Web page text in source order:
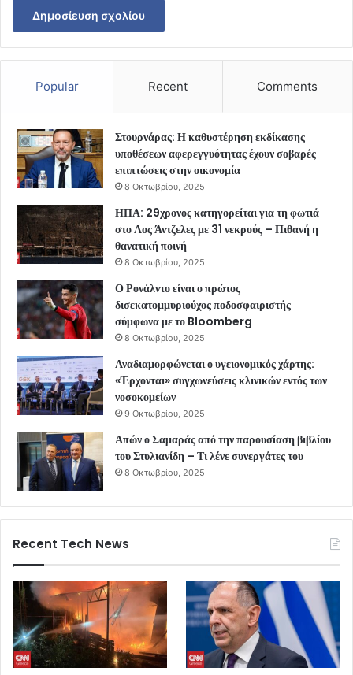
Popular Recent Comments
Στουρνάρας: Η καθυστέρηση εκδίκασης
υποθέσεων αφερεγγυότητας έχουν σοβαρές
επιπτώσεις στην οικονομία
8 Οκτωβρίου, 2025
ΗΠΑ: 29χρονος κατηγορείται για τη φωτιά
στο Λος Άντζελες με 31 νεκρούς – Πιθανή η
θανατική ποινή
8 Οκτωβρίου, 2025
Ο Ρονάλντο είναι ο πρώτος
δισεκατομμυριούχος ποδοσφαιριστής
σύμφωνα με το Bloomberg
8 Οκτωβρίου, 2025
Αναδιαμορφώνεται ο υγειονομικός χάρτης:
«Έρχονται» συγχωνεύσεις κλινικών εντός των
νοσοκομείων
9 Οκτωβρίου, 2025
Απών ο Σαμαράς από την παρουσίαση βιβλίου
του Στυλιανίδη – Τι λένε συνεργάτες του
8 Οκτωβρίου, 2025
Recent Tech News